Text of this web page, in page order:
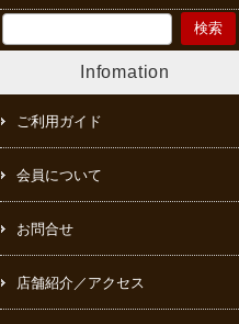
Infomation
ご利用ガイド
会員について
お問合せ
店舗紹介／アクセス